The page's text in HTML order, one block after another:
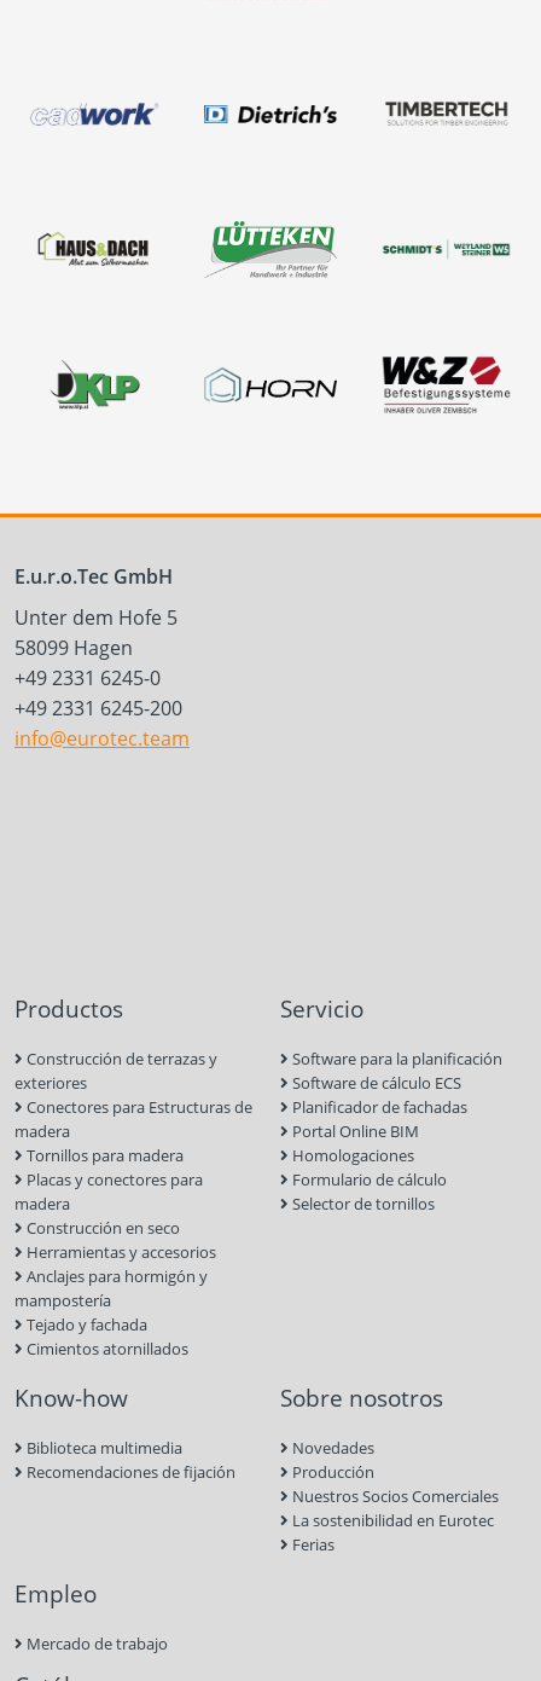
E.u.r.o.Tec GmbH
Unter dem Hofe 5
58099 Hagen
+49 2331 6245-0
+49 2331 6245-200
info@eurotec.team
Productos
Construcción de terrazas y
exteriores
Conectores para Estructuras de
madera
Tornillos para madera
Placas y conectores para
madera
Construcción en seco
Herramientas y accesorios
Anclajes para hormigón y
mampostería
Tejado y fachada
Cimientos atornillados
Servicio
Software para la planificación
Software de cálculo ECS
Planificador de fachadas
Portal Online BIM
Homologaciones
Formulario de cálculo
Selector de tornillos
Know-how
Biblioteca multimedia
Recomendaciones de fijación
Sobre nosotros
Novedades
Producción
Nuestros Socios Comerciales
La sostenibilidad en Eurotec
Ferias
Empleo
Mercado de trabajo